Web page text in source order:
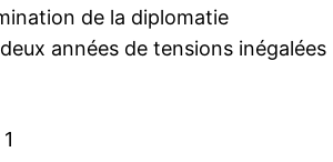
de la diplomatie
années de tensions inégalées